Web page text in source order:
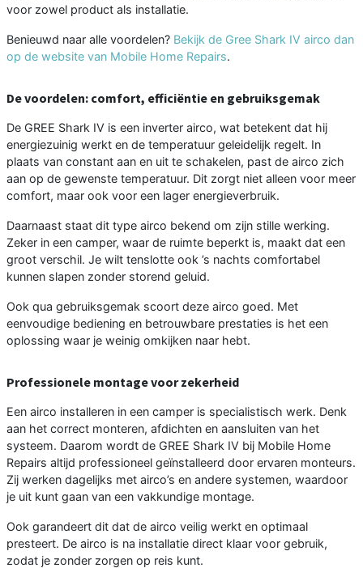
voor zowel product als installatie.
Benieuwd naar alle voordelen? Bekijk de Gree Shark IV airco dan
op de website van Mobile Home Repairs.
De voordelen: comfort, efficiëntie en gebruiksgemak
De GREE Shark IV is een inverter airco, wat betekent dat hij
energiezuinig werkt en de temperatuur geleidelijk regelt. In
plaats van constant aan en uit te schakelen, past de airco zich
aan op de gewenste temperatuur. Dit zorgt niet alleen voor meer
comfort, maar ook voor een lager energieverbruik.
Daarnaast staat dit type airco bekend om zijn stille werking.
Zeker in een camper, waar de ruimte beperkt is, maakt dat een
groot verschil. Je wilt tenslotte ook ’s nachts comfortabel
kunnen slapen zonder storend geluid.
Ook qua gebruiksgemak scoort deze airco goed. Met
eenvoudige bediening en betrouwbare prestaties is het een
oplossing waar je weinig omkijken naar hebt.
Professionele montage voor zekerheid
Een airco installeren in een camper is specialistisch werk. Denk
aan het correct monteren, afdichten en aansluiten van het
systeem. Daarom wordt de GREE Shark IV bij Mobile Home
Repairs altijd professioneel geïnstalleerd door ervaren monteurs.
Zij werken dagelijks met airco’s en andere systemen, waardoor
je uit kunt gaan van een vakkundige montage.
Ook garandeert dit dat de airco veilig werkt en optimaal
presteert. De airco is na installatie direct klaar voor gebruik,
zodat je zonder zorgen op reis kunt.